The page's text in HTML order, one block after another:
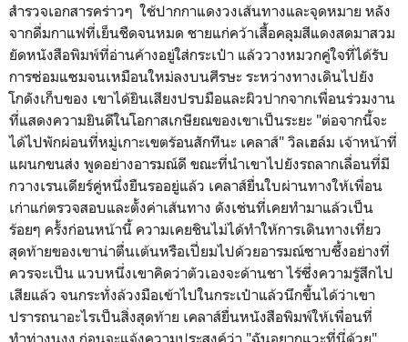
สำรวจเอกสารคร่าวๆ ใช้ปากกาแดงวงเส้นทางและจุดหมาย หลัง
จากดื่มกาแฟที่เย็นชืดจนหมด ชายแก่คว้าเสื้อคลุมสีแดงสดมาสวม
ยัดหนังสือพิมพ์ที่อ่านค้างอยู่ใส่กระเป๋า แล้ววางหมวกคู่ใจที่ได้รับ
การซ่อมแซมจนเหมือนใหม่ลงบนศีรษะ ระหว่างทางเดินไปยัง
โกดังเก็บของ เขาได้ยินเสียงปรบมือและผิวปากจากเพื่อนร่วมงาน
ที่แสดงความยินดีในโอกาสเกษียณของเขาเป็นระยะ "ต่อจากนี้จะ
ได้ไปพักผ่อนที่หมู่เกาะเขตร้อนสักทีนะ เคลาส์" วิลเฮล์ม เจ้าหน้าที่
แผนกขนส่ง พูดอย่างอารมณ์ดี ขณะที่นำเขาไปยังรถลากเลื่อนที่มี
กวางเรนเดียร์คู่หนึ่งยืนรออยู่แล้ว เคลาส์ยื่นใบผ่านทางให้เพื่อน
เก่าแก่ตรวจสอบและตั้งค่าเส้นทาง ดังเช่นที่เคยทำมาแล้วเป็น
ร้อยๆ ครั้งก่อนหน้านี้ ความเคยชินไม่ได้ทำให้การเดินทางเที่ยว
สุดท้ายของเขาน่าตื่นเต้นหรือเปี่ยมไปด้วยอารมณ์ซาบซึ้งอย่างที่
ควรจะเป็น แวบหนึ่งเขาคิดว่าตัวเองจะด้านชา ไร้ซึ่งความรู้สึกไป
เสียแล้ว จนกระทั่งล้วงมือเข้าไปในกระเป๋าแล้วนึกขึ้นได้ว่าเขา
ปรารถนาอะไรเป็นสิ่งสุดท้าย เคลาส์ยื่นหนังสือพิมพ์ให้เพื่อนที่